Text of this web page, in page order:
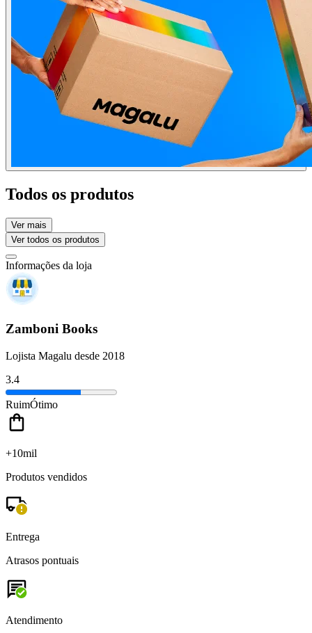
Todos os produtos
Ver mais
Ver todos os produtos
Informações da loja
Zamboni Books
Lojista Magalu desde 2018
3.4
RuimÓtimo
+10mil
Produtos vendidos
Entrega
Atrasos pontuais
Atendimento